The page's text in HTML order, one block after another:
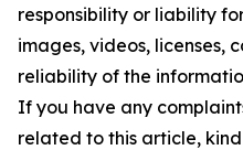
responsibility or liability
images, videos, licenses,
reliability of the
If you have any
related to this article,